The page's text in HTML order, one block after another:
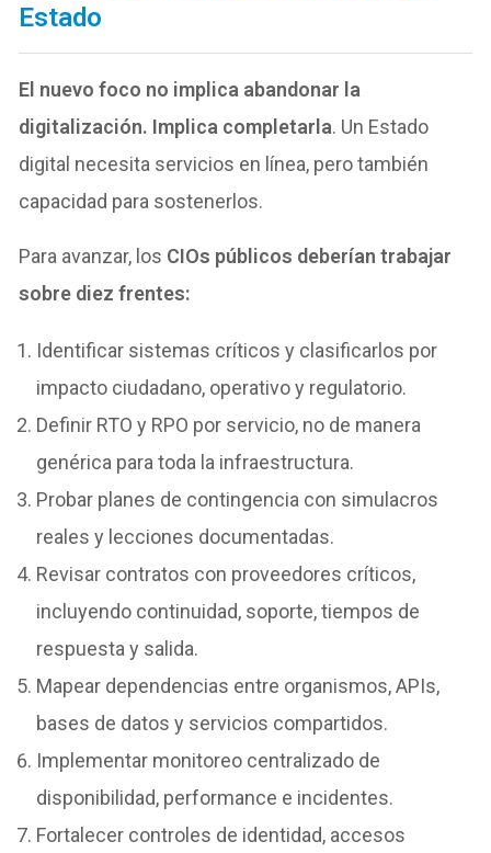
Estado
El nuevo foco no implica abandonar la
digitalización. Implica completarla. Un Estado
digital necesita servicios en línea, pero también
capacidad para sostenerlos.
Para avanzar, los CIOs públicos deberían trabajar
sobre diez frentes:
Identificar sistemas críticos y clasificarlos por
impacto ciudadano, operativo y regulatorio.
Definir RTO y RPO por servicio, no de manera
genérica para toda la infraestructura.
Probar planes de contingencia con simulacros
reales y lecciones documentadas.
Revisar contratos con proveedores críticos,
incluyendo continuidad, soporte, tiempos de
respuesta y salida.
Mapear dependencias entre organismos, APIs,
bases de datos y servicios compartidos.
Implementar monitoreo centralizado de
disponibilidad, performance e incidentes.
Fortalecer controles de identidad, accesos